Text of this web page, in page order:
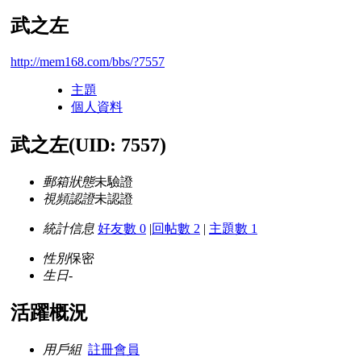
武之左
http://mem168.com/bbs/?7557
主題
個人資料
武之左(UID: 7557)
郵箱狀態未驗證
視頻認證未認證
統計信息 好友數 0 |回帖數 2 | 主題數 1
性別保密
生日-
活躍概況
用戶組 註冊會員